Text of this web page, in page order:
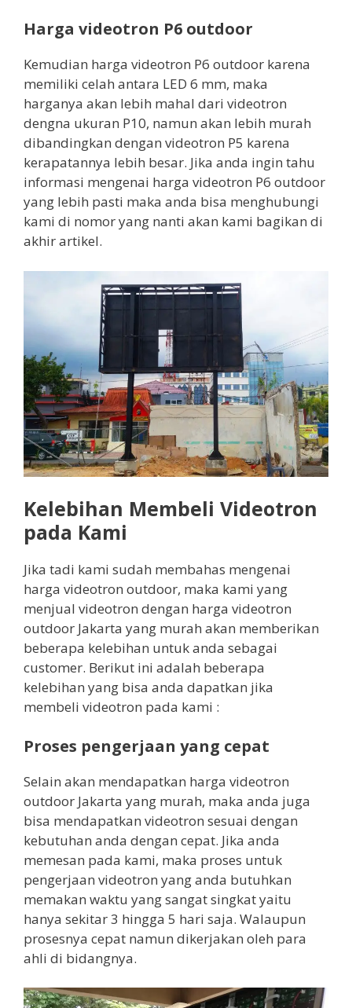
Harga videotron P6 outdoor
Kemudian harga videotron P6 outdoor karena
memiliki celah antara LED 6 mm, maka
harganya akan lebih mahal dari videotron
dengna ukuran P10, namun akan lebih murah
dibandingkan dengan videotron P5 karena
kerapatannya lebih besar. Jika anda ingin tahu
informasi mengenai harga videotron P6 outdoor
yang lebih pasti maka anda bisa menghubungi
kami di nomor yang nanti akan kami bagikan di
akhir artikel.
Kelebihan Membeli Videotron
pada Kami
Jika tadi kami sudah membahas mengenai
harga videotron outdoor, maka kami yang
menjual videotron dengan harga videotron
outdoor Jakarta yang murah akan memberikan
beberapa kelebihan untuk anda sebagai
customer. Berikut ini adalah beberapa
kelebihan yang bisa anda dapatkan jika
membeli videotron pada kami :
Proses pengerjaan yang cepat
Selain akan mendapatkan harga videotron
outdoor Jakarta yang murah, maka anda juga
bisa mendapatkan videotron sesuai dengan
kebutuhan anda dengan cepat. Jika anda
memesan pada kami, maka proses untuk
pengerjaan videotron yang anda butuhkan
memakan waktu yang sangat singkat yaitu
hanya sekitar 3 hingga 5 hari saja. Walaupun
prosesnya cepat namun dikerjakan oleh para
ahli di bidangnya.